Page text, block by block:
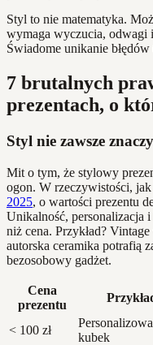
Styl to nie matematyka.
wymaga wyczucia, odwagi
Świadome unikanie
7 brutalnych
prezentach, o
Styl nie zawsze
Mit o tym, że stylowy
ogon. W rzeczywistości,
2025, o wartości prezentu
Unikalność, personalizacja
niż cena. Przykład?
autorska ceramika potrafią
bezosobowy gadżet.
Cena
prezentu
< 100 zł
kubek